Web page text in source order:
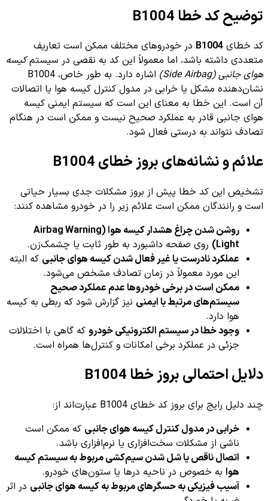
توضیح کد خطا B1004
کد خطای B1004 در خودروهای مختلف ممکن است تعاریف
متعددی داشته باشد، اما معمولاً این کد به نقصی در سیستمکیسه
هوای جانبی (Side Airbag)
اشاره دارد. به طور خاص، B1004
نشان‌دهنده مشکل یا خرابی در مدول کنترل کیسه هوا یا اتصالات
آن است. این خطا به معنای این است که سیستم ایمنی کیسه
هوای جانبی قادر به عملکرد صحیح نیست و ممکن است در هنگام
تصادف نتواند به درستی فعال شود.
علائم و نشانه‌های بروز خطای B1004
تشخیص این کد خطا پیش از بروز مشکلات جدی بسیار حیاتی
است و رانندگان ممکن است علائم زیر را در خودرو مشاهده کنند:
روشن شدن چراغ هشدار کیسه هوا (Airbag Warning
Light) روی صفحه داشبورد به طور ثابت یا چشمک‌زن.
عملکرد نادرست یا غیر فعال شدن کیسه هوای جانبی که البته
این مورد معمولاً در زمان تصادف مشخص می‌شود.
ممکن است در برخی خودروها عدم عملکرد صحیح
سیستم‌های مرتبط با ایمنی نیز گزارش شود که ربطی به کیسه
هوا دارد.
وجود خطا در سیستم الکترونیکی خودرو که گاهی با اختلالات
جزئی در عملکرد برخی امکانات و کنترل‌ها همراه است.
دلایل احتمالی بروز خطا B1004
چند دلیل رایج برای بروز کد خطای B1004 عبارت‌اند از:
خرابی در مدول کنترل کیسه هوای جانبی که ممکن است
ناشی از مشکلات سخت‌افزاری یا نرم‌افزاری باشد.
اتصال ناقص یا شل شدن سیم‌کشی مربوط به سیستم کیسه
هوا به خصوص در ناحیه درها یا ستون‌های خودرو.
آسیب فیزیکی به حسگرهای مربوط به کیسه هوای جانبی در اثر